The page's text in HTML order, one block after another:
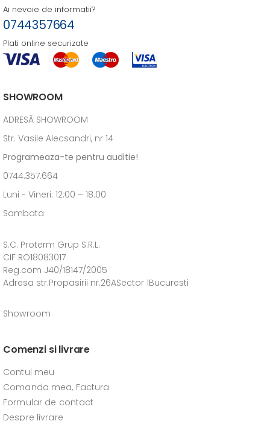
Ai nevoie de informatii?
0744357664
Plati online securizate
SHOWROOM
ADRESĂ SHOWROOM
Str. Vasile Alecsandri, nr 14
Programeaza-te pentru auditie!
0744.357.664
Luni - Vineri: 12:00 – 18.00
Sambata
S.C. Proterm Grup S.R.L.
CIF RO18083017
Reg.com J40/18147/2005
Adresa str.Propasirii nr.26ASector 1Bucuresti
Showroom
Comenzi si livrare
Contul meu
Comanda mea, Factura
Formular de contact
Despre livrare